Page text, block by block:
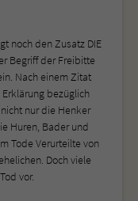
noch den Zusatz DIE
Begriff der Freibitte
Nach einem Zitat
bezüglich
nur die Henker
Huren, Bader und
Tode Verurteilte von
Doch viele
vor.